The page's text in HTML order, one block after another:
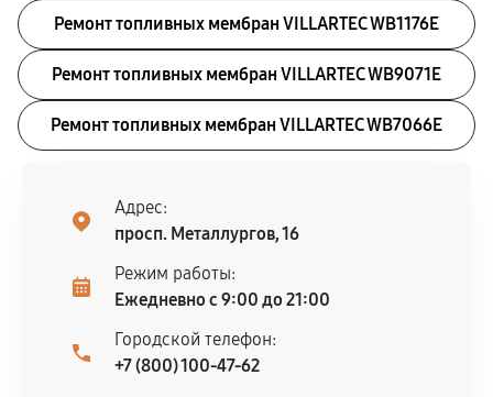
Ремонт топливных мембран VILLARTEC WB1176E
Ремонт топливных мембран VILLARTEC WB9071E
Ремонт топливных мембран VILLARTEC WB7066E
Адрес:
просп. Металлургов, 16
Режим работы:
Ежедневно с 9:00 до 21:00
Городской телефон:
+7 (800) 100-47-62